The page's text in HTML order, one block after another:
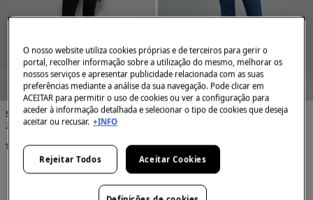
NEW
Salsa Jeans
Jeans secret push in bootcut
110,00 €
-31% LONGO 30
Salsa Jeans
61,99 € 89,95 €
Desconto27,96 €
O nosso website utiliza cookies próprias e de terceiros para gerir o
portal, recolher informação sobre a utilização do mesmo, melhorar os
nossos serviços e apresentar publicidade relacionada com as suas
preferências mediante a análise da sua navegação. Pode clicar em
ACEITAR para permitir o uso de cookies ou ver a configuração para
aceder à informação detalhada e selecionar o tipo de cookies que deseja
aceitar ou recusar. +INFO
Rejeitar Todos Aceitar Cookies